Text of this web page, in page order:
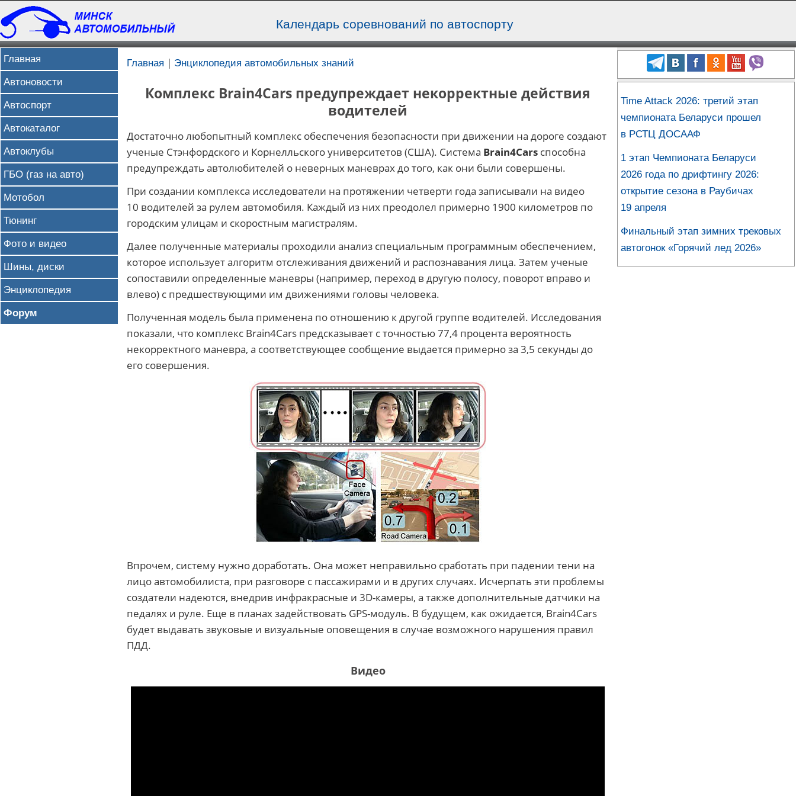
Календарь соревнований по автоспорту
Главная
Автоновости
Автоспорт
Автокаталог
Автоклубы
ГБО (газ на авто)
Мотобол
Тюнинг
Фото и видео
Шины, диски
Энциклопедия
Форум
Главная | Энциклопедия автомобильных знаний
Комплекс Brain4Cars предупреждает некорректные действия
водителей
Достаточно любопытный комплекс обеспечения безопасности при движении на дороге создают
ученые Стэнфордского и Корнелльского университетов (США). Система Brain4Cars способна
предупреждать автолюбителей о неверных маневрах до того, как они были совершены.
При создании комплекса исследователи на протяжении четверти года записывали на видео
10 водителей за рулем автомобиля. Каждый из них преодолел примерно 1900 километров по
городским улицам и скоростным магистралям.
Далее полученные материалы проходили анализ специальным программным обеспечением,
которое использует алгоритм отслеживания движений и распознавания лица. Затем ученые
сопоставили определенные маневры (например, переход в другую полосу, поворот вправо и
влево) с предшествующими им движениями головы человека.
Полученная модель была применена по отношению к другой группе водителей. Исследования
показали, что комплекс Brain4Cars предсказывает с точностью 77,4 процента вероятность
некорректного маневра, а соответствующее сообщение выдается примерно за 3,5 секунды до
его совершения.
Впрочем, систему нужно доработать. Она может неправильно сработать при падении тени на
лицо автомобилиста, при разговоре с пассажирами и в других случаях. Исчерпать эти проблемы
создатели надеются, внедрив инфракрасные и 3D-камеры, а также дополнительные датчики на
педалях и руле. Еще в планах задействовать GPS-модуль. В будущем, как ожидается, Brain4Cars
будет выдавать звуковые и визуальные оповещения в случае возможного нарушения правил
ПДД.
Видео
Time Attack 2026: третий этап
чемпионата Беларуси прошел
в РСТЦ ДОСААФ
1 этап Чемпионата Беларуси
2026 года по дрифтингу 2026:
открытие сезона в Раубичах
19 апреля
Финальный этап зимних трековых
автогонок «Горячий лед 2026»